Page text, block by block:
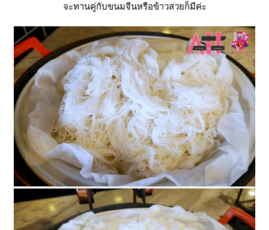
จะทานคู่กับขนมจีนหรือข้าวสวยก็มีค่ะ